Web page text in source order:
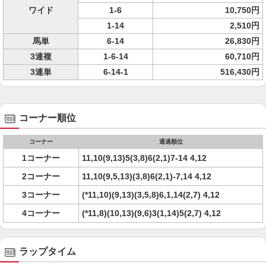
ワイド
1-6
10,750円
1-14
2,510円
馬単
6-14
26,830円
3連複
1-6-14
60,710円
3連単
6-14-1 516,430円
コーナー順位
コーナー 通過順位
1コーナー
11,10(9,13)5(3,8)6(2,1)7-14 4,12
2コーナー
11,10(9,5,13)(3,8)6(2,1)-7,14 4,12
3コーナー
(*11,10)(9,13)(3,5,8)6,1,14(2,7) 4,12
4コーナー
(*11,8)(10,13)(9,6)3(1,14)5(2,7) 4,12
ラップタイム